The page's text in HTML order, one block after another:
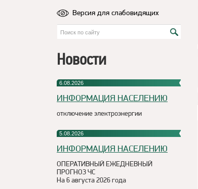
Версия для слабовидящих
Новости
6.08.2026
ИНФОРМАЦИЯ НАСЕЛЕНИЮ
отключение электроэнергии
5.08.2026
ИНФОРМАЦИЯ НАСЕЛЕНИЮ
ОПЕРАТИВНЫЙ ЕЖЕДНЕВНЫЙ
ПРОГНОЗ ЧС
На 6 августа 2026 года